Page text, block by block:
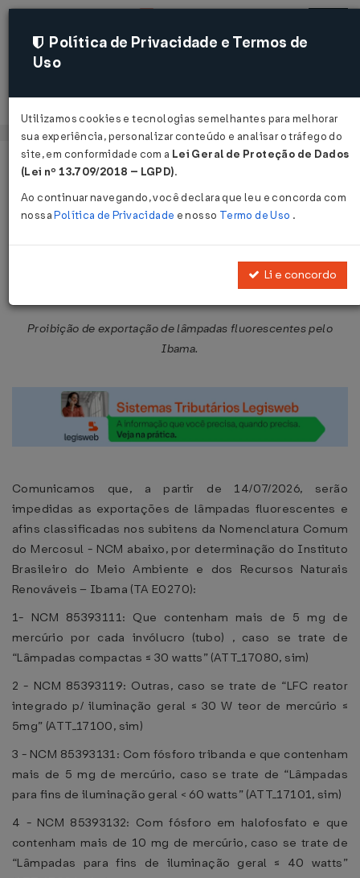
Acessar
Página Inicial Legislações
Notícia Siscomex Exportação Nº 18
Proibição de exportação de lâmpadas fluorescentes pelo
Ibama.
Comunicamos que, a partir de 14/07/2026, serão
impedidas as exportações de lâmpadas fluorescentes e
afins classificadas nos subitens da Nomenclatura Comum
do Mercosul - NCM abaixo, por determinação do Instituto
Brasileiro do Meio Ambiente e dos Recursos Naturais
Renováveis – Ibama (TA E0270):
1- NCM 85393111: Que contenham mais de 5 mg de
mercúrio por cada invólucro (tubo) , caso se trate de
“Lâmpadas compactas ≤ 30 watts” (ATT_17080, sim)
2 - NCM 85393119: Outras, caso se trate de “LFC reator
integrado p/ iluminação geral ≤ 30 W teor de mercúrio ≤
5mg” (ATT_17100, sim)
3 - NCM 85393131: Com fósforo tribanda e que contenham
mais de 5 mg de mercúrio, caso se trate de “Lâmpadas
para fins de iluminação geral < 60 watts” (ATT_17101, sim)
4 - NCM 85393132: Com fósforo em halofosfato e que
contenham mais de 10 mg de mercúrio, caso se trate de
“Lâmpadas para fins de iluminação geral ≤ 40 watts”
Política de Privacidade e Termos de
Uso
Utilizamos cookies e tecnologias semelhantes para melhorar
sua experiência, personalizar conteúdo e analisar o tráfego do
site, em conformidade com a Lei Geral de Proteção de Dados
(Lei nº 13.709/2018 – LGPD).
Ao continuar navegando, você declara que leu e concorda com
nossaPolítica de Privacidade e nosso Termo de Uso .
Li e concordo